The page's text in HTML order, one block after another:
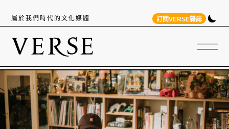
屬於我們時代的文化媒體 訂閱VERSE雜誌